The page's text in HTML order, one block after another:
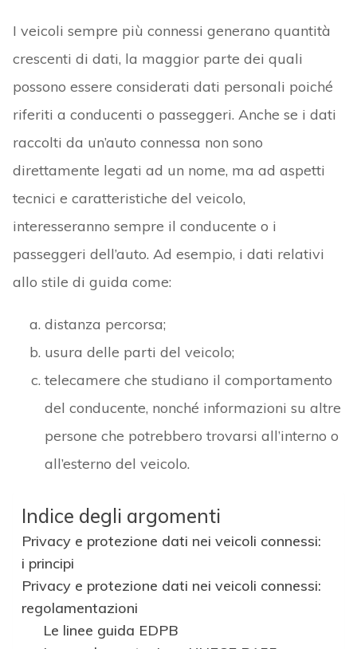
I veicoli sempre più connessi generano quantità
crescenti di dati, la maggior parte dei quali
possono essere considerati dati personali poiché
riferiti a conducenti o passeggeri. Anche se i dati
raccolti da un’auto connessa non sono
direttamente legati ad un nome, ma ad aspetti
tecnici e caratteristiche del veicolo,
interesseranno sempre il conducente o i
passeggeri dell’auto. Ad esempio, i dati relativi
allo stile di guida come:
distanza percorsa;
usura delle parti del veicolo;
telecamere che studiano il comportamento
del conducente, nonché informazioni su altre
persone che potrebbero trovarsi all’interno o
all’esterno del veicolo.
Indice degli argomenti
Privacy e protezione dati nei veicoli connessi:
i principi
Privacy e protezione dati nei veicoli connessi:
regolamentazioni
Le linee guida EDPB